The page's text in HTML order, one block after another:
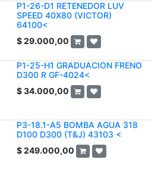
P1-26-D1 RETENEDOR LUV
SPEED 40X80 (VICTOR)
64100<
$29.000,00
P1-25-H1 GRADUACION FRENO
D300 R GF-4024<
$34.000,00
P3-18.1-A5 BOMBA AGUA 318
D100 D300 (T&J) 43103 <
$249.000,00